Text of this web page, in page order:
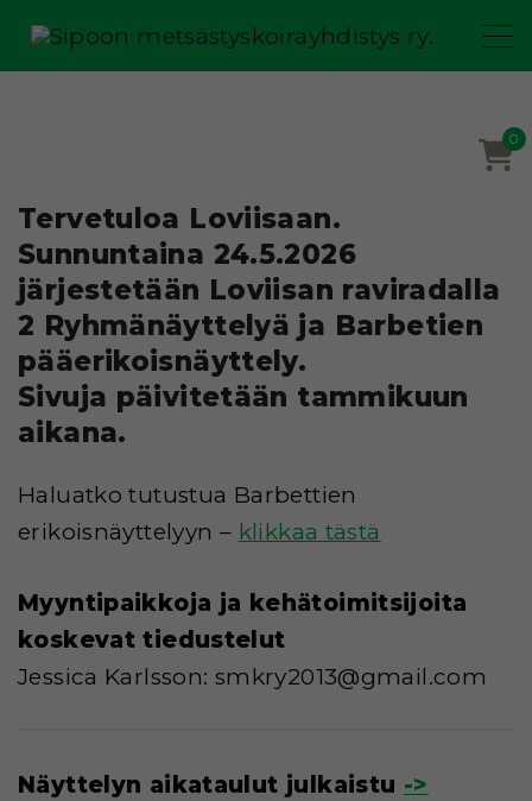
0
Tervetuloa Loviisaan.
Sunnuntaina 24.5.2026
järjestetään Loviisan raviradalla
2 Ryhmänäyttelyä ja Barbetien
pääerikoisnäyttely.
Sivuja päivitetään tammikuun
aikana.
Haluatko tutustua Barbettien
erikoisnäyttelyyn – klikkaa tästä
Myyntipaikkoja ja kehätoimitsijoita
koskevat tiedustelut
Jessica Karlsson: smkry2013@gmail.com
Näyttelyn aikataulut julkaistu ->